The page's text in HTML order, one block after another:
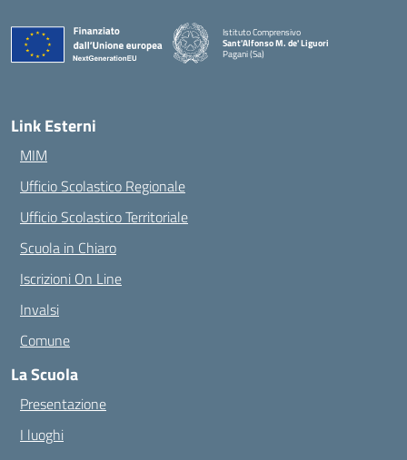
Istituto Comprensivo
Sant'Alfonso M. de' Liguori
Pagani (Sa)
— Visita la pagina iniziale della scuola
Link Esterni
MIM
Ufficio Scolastico Regionale
Ufficio Scolastico Territoriale
Scuola in Chiaro
Iscrizioni On Line
Invalsi
Comune
La Scuola
Presentazione
I luoghi